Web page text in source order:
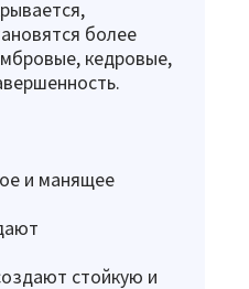
более
кедровые,
и манящее
стойкую и